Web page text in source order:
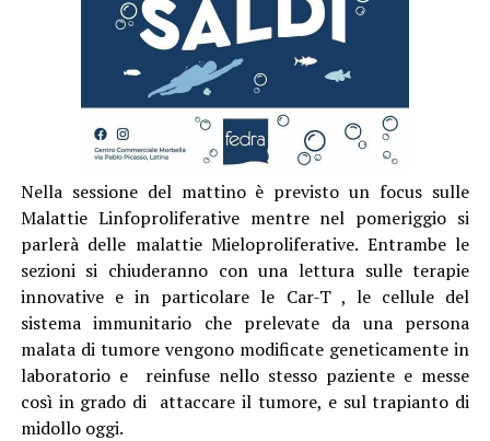
Nella sessione del mattino è previsto un focus sulle
Malattie Linfoproliferative mentre nel pomeriggio si
parlerà delle malattie Mieloproliferative. Entrambe le
sezioni si chiuderanno con una lettura sulle terapie
innovative e in particolare le Car-T , le cellule del
sistema immunitario che prelevate da una persona
malata di tumore vengono modificate geneticamente in
laboratorio e reinfuse nello stesso paziente e messe
così in grado di attaccare il tumore, e sul trapianto di
midollo oggi.